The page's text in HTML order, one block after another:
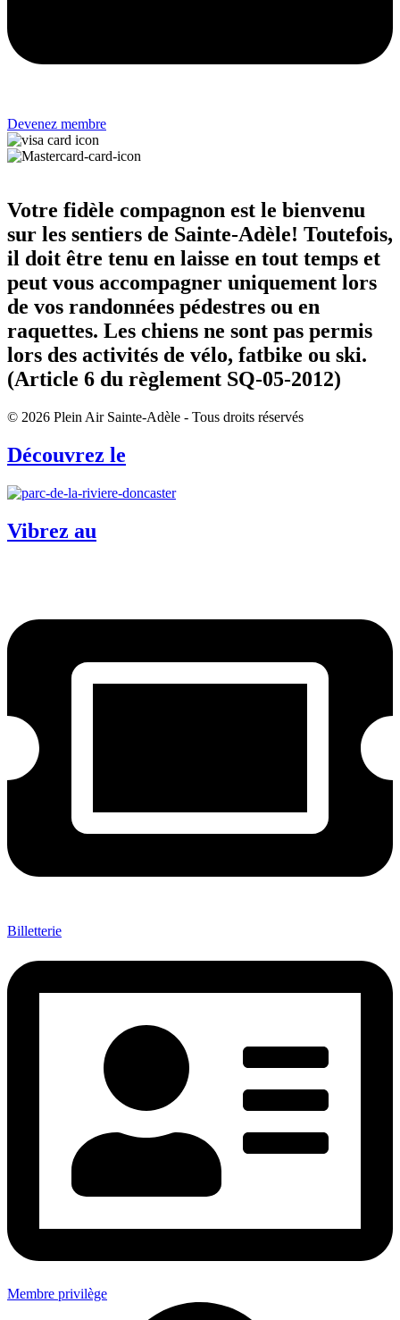
Devenez membre
Votre fidèle compagnon est le bienvenu
sur les sentiers de Sainte-Adèle! Toutefois,
il doit être tenu en laisse en tout temps et
peut vous accompagner uniquement lors
de vos randonnées pédestres ou en
raquettes. Les chiens ne sont pas permis
lors des activités de vélo, fatbike ou ski.
(Article 6 du règlement SQ-05-2012)
© 2026 Plein Air Sainte-Adèle - Tous droits réservés
Découvrez le
Vibrez au
Billetterie
Membre privilège